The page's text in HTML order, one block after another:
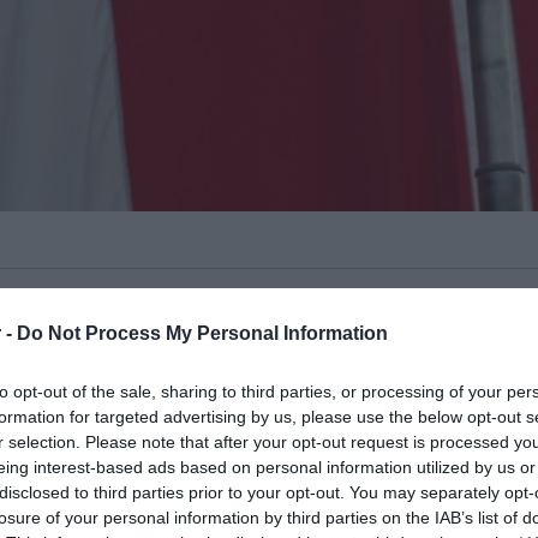
- Do Not Process My Personal Information
opt-out of the sale, sharing to third parties, or processing of your
for targeted advertising by us, please use the below opt-out
selection. Please note that after your opt-out request is processed
interest-based ads based on personal information utilized by us
to third parties prior to your opt-out. You may separately
of your personal information by third parties on the IAB’s list of
για να τερματιστεί ο πόλεμος
την ανάγκη να τερματιστεί η επίθεση
καμιά απτή πρόοδος στη
ο ιρανός υπουργός Εξωτερικών